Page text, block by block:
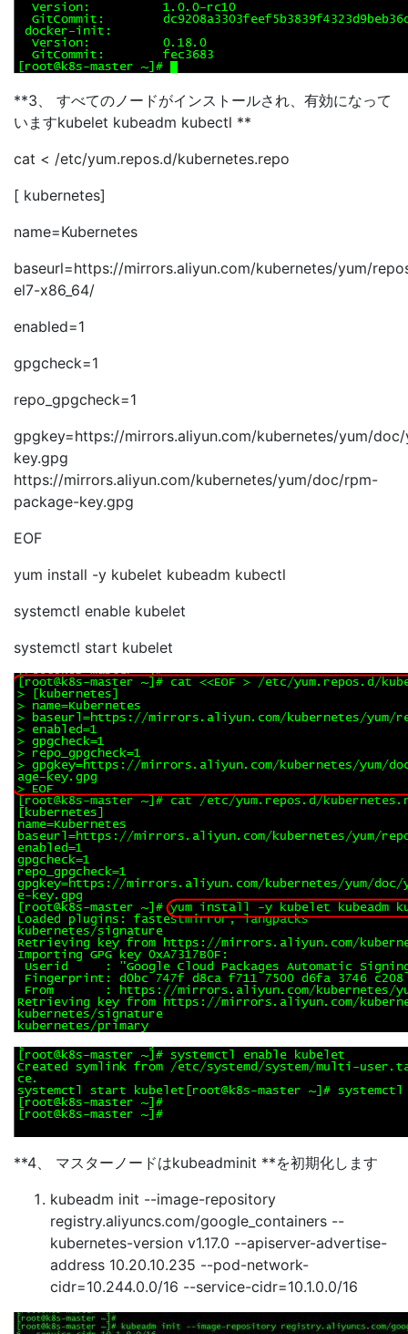
**3、 すべてのノードがインストールされ、有効になって
いますkubelet kubeadm kubectl **
cat < /etc/yum.repos.d/kubernetes.repo
[ kubernetes]
name=Kubernetes
baseurl=https://mirrors.aliyun.com/kubernetes/yum/
el7-x86_64/
enabled=1
gpgcheck=1
repo_gpgcheck=1
gpgkey=https://mirrors.aliyun.com/kubernetes/yum/
key.gpg
https://mirrors.aliyun.com/kubernetes/yum/doc/rpm-
package-key.gpg
EOF
yum install -y kubelet kubeadm kubectl
systemctl enable kubelet
systemctl start kubelet
**4、 マスターノードはkubeadminit **を初期化します
kubeadm init --image-repository
registry.aliyuncs.com/google_containers --
kubernetes-version v1.17.0 --apiserver-advertise-
address 10.20.10.235 --pod-network-
cidr=10.244.0.0/16 --service-cidr=10.1.0.0/16